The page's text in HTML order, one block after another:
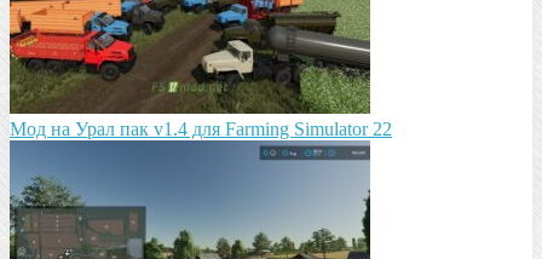
Мод на Урал пак v1.4 для Farming Simulator 22